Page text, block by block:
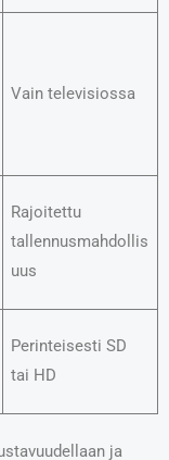
Vain televisiossa
Rajoitettu
tallennusmahdollis
uus
Perinteisesti SD
tai HD
ja